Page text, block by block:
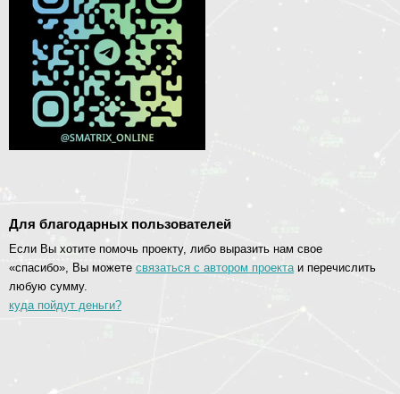
Для благодарных пользователей
Если Вы хотите помочь проекту, либо выразить нам свое
«спасибо», Вы можете связаться с автором проектаи перечислить
любую сумму.
куда пойдут деньги?